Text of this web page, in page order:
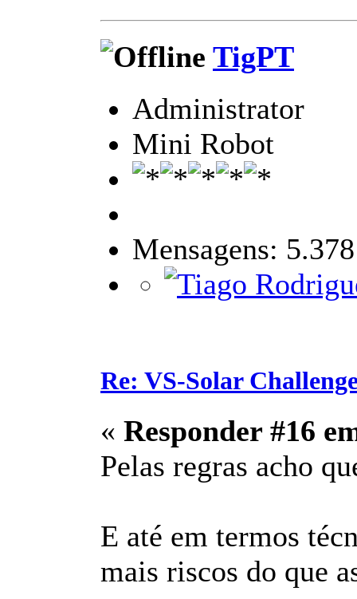
TigPT
Administrator
Mini Robot
Mensagens: 5.378
Re: VS-Solar
« Responder #16
Pelas regras acho
E até em termos
mais riscos do que